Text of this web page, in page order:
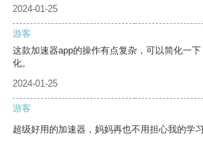
2024-01-25
游客
这款加速器app的操作有点复杂，可以简化一
化。
2024-01-25
游客
超级好用的加速器，妈妈再也不用担心我的学